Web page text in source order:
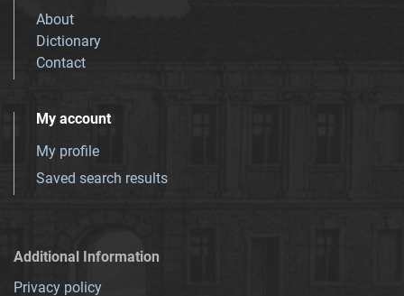
About
Dictionary
Contact
My account
My profile
Saved search results
Additional Information
Privacy policy